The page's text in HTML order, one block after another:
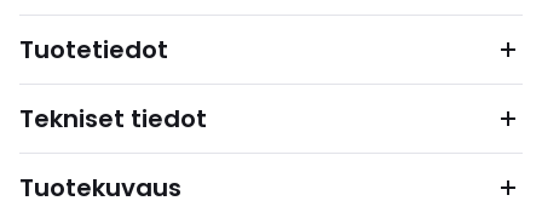
Tuotetiedot
Tekniset tiedot
Tuotekuvaus